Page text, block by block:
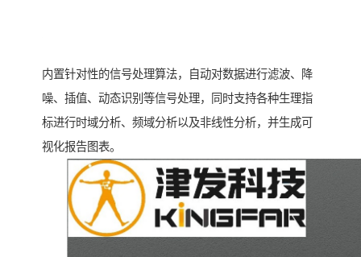
内置针对性的信号处理算法，自动对数据进行滤波、降
噪、插值、动态识别等信号处理，同时支持各种生理指
标进行时域分析、频域分析以及非线性分析，并生成可
视化报告图表。